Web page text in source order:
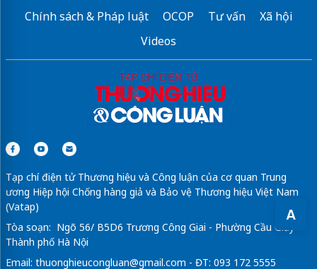
A
Chính sách & Pháp luật
OCOP Tư vấn
Xã hội
Videos
Tạp chí điện tử Thương hiệu và Công luận của cơ quan Trung
ương Hiệp hội Chống hàng giả và Bảo vệ Thương hiệu Việt Nam
(Vatap)
Tòa soạn: Ngõ 56/ B5D6 Trương Công Giai - Phường Cầu Giấy -
Thành phố Hà Nội
Email: thuonghieucongluan@gmail.com - ĐT: 093 172 5555